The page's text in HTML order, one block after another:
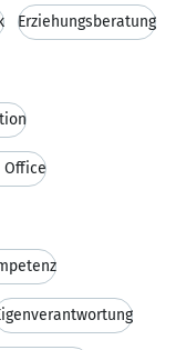
Erziehungsberatung
Office